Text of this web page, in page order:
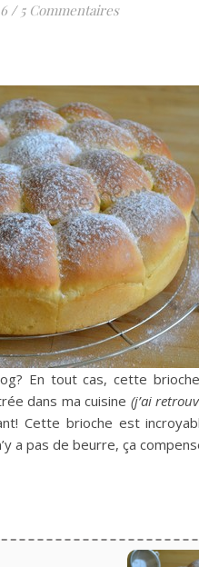
/ 5 Commentaires
En tout cas, cette
dans ma cuisine (j’ai
Cette brioche est
a pas de beurre, ça